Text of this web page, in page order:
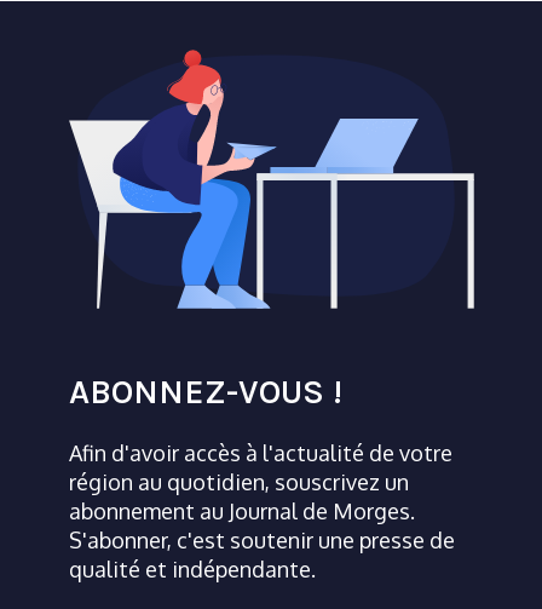
ABONNEZ-VOUS !
Afin d'avoir accès à l'actualité de votre
région au quotidien, souscrivez un
abonnement au Journal de Morges.
S'abonner, c'est soutenir une presse de
qualité et indépendante.